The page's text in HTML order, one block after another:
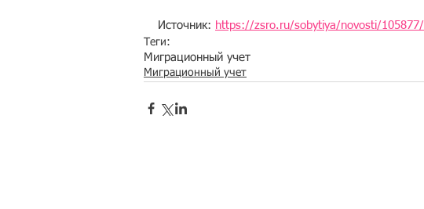
Источник: https://zsro.ru/sobytiya/novosti/105877/
Теги:
Миграционный учет
Миграционный учет